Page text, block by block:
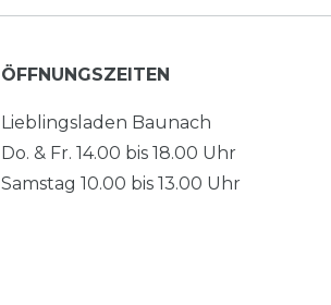
ÖFFNUNGSZEITEN
Lieblingsladen Baunach
Do. & Fr. 14.00 bis 18.00 Uhr
Samstag 10.00 bis 13.00 Uhr